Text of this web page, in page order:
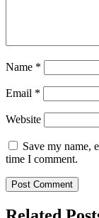
Name *
Email *
Website
Save my name,
time I comment.